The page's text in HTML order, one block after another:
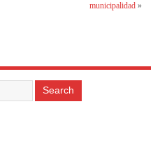
municipalidad»